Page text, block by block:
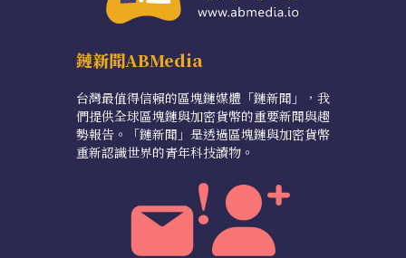
鏈新聞ABMedia
台灣最值得信賴的區塊鏈媒體「鏈新聞」，我
們提供全球區塊鏈與加密貨幣的重要新聞與趨
勢報告。「鏈新聞」是透過區塊鏈與加密貨幣
重新認識世界的青年科技讀物。